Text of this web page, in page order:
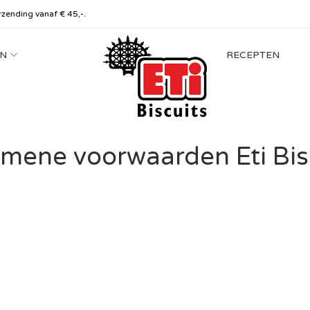
vanaf € 45,-.
RECEPTEN
voorwaarden Eti